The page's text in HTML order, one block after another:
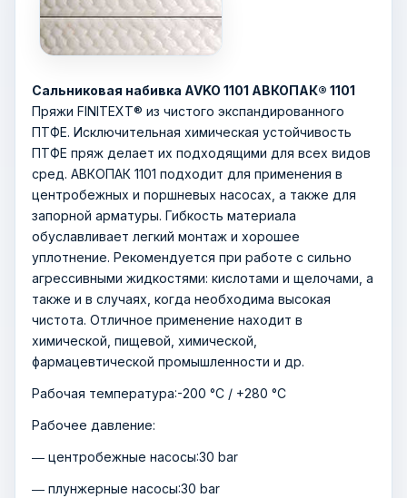
Сальниковая набивка AVKO 1101 АВКОПАК® 1101
Пряжи FINITEXТ® из чистого экспандированного
ПТФЕ. Исключительная химическая устойчивость
ПТФЕ пряж делает их подходящими для всех видов
сред. АВКОПАК 1101 подходит для применения в
центробежных и поршневых насосах, а также для
запорной арматуры. Гибкость материала
обуславливает легкий монтаж и хорошее
уплотнение. Рекомендуется при работе с сильно
агрессивными жидкостями: кислотами и щелочами, а
также и в случаях, когда необходима высокая
чистота. Отличное применение находит в
химической, пищевой, химической,
фармацевтической промышленности и др.
Рабочая температура:-200 °C / +280 °С
Рабочее давление:
― центробежные насосы:30 bar
― плунжерные насосы:30 bar